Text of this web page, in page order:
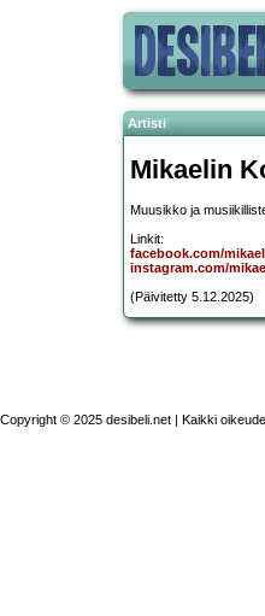
Artisti
Mikaelin
Muusikko ja
Linkit:
facebook.com/
instagram.com/
(Päivitetty 5.12.2025)
Copyright © 2025 desibeli.net | Kaikki